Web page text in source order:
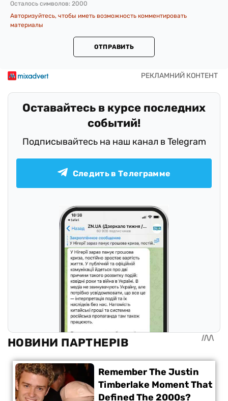
Осталось символов: 2000
Авторизуйтесь, чтобы иметь возможность комментировать
материалы
ОТПРАВИТЬ
Оставайтесь в курсе последних
событий!
Подписывайтесь на наш канал в Telegram
Следить в Телеграмме